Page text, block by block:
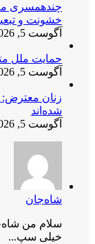
چندهمسری
خشونت و
آگوست 5, 2026
حمایت ملل
آگوست 5, 2026
زنان معترض:
شده‌اند
آگوست 5, 2026
شاه‌جان
سلام من
خیلی سپ...